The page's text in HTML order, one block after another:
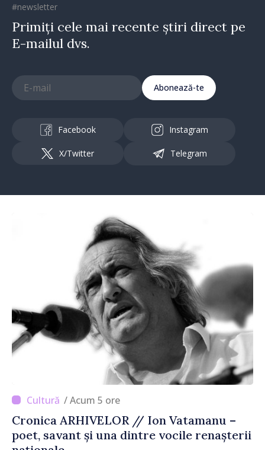
#newsletter
Primiți cele mai recente știri direct pe
E-mailul dvs.
Abonează-te
Facebook Instagram
X/Twitter Telegram
/ Acum 5 ore
Cronica ARHIVELOR // Ion Vatamanu –
poet, savant și una dintre vocile renașterii